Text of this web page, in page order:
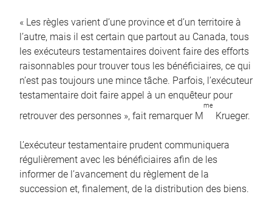
« Les règles varient d’une province et d’un territoire à
l’autre, mais il est certain que partout au Canada, tous
les exécuteurs testamentaires doivent faire des efforts
raisonnables pour trouver tous les bénéficiaires, ce qui
n’est pas toujours une mince tâche. Parfois, l’exécuteur
testamentaire doit faire appel à un enquêteur pour
retrouver des personnes », fait remarquer M
me
Krueger.
L’exécuteur testamentaire prudent communiquera
régulièrement avec les bénéficiaires afin de les
informer de l’avancement du règlement de la
succession et, finalement, de la distribution des biens.